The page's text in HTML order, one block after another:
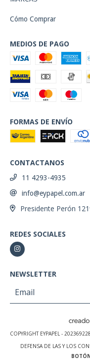
Cómo Comprar
MEDIOS DE PAGO
FORMAS DE ENVÍO
CONTACTANOS
11 4293-4935
info@eypapel.com.ar
Presidente Perón
REDES SOCIALES
NEWSLETTER
COPYRIGHT EYPAPEL -
DEFENSA DE LAS Y LOS